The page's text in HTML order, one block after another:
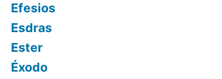
Efesios
Esdras
Ester
Éxodo